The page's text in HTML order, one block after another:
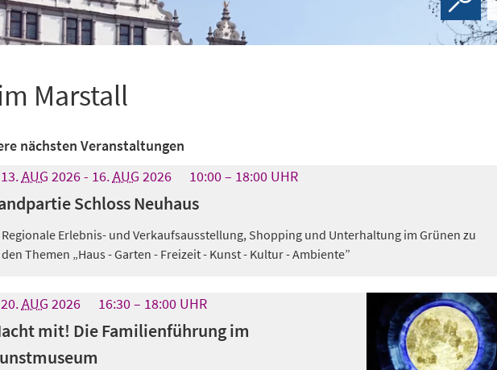
Marstall
nächsten Veranstaltungen
13.AUG 2026- 16.AUG 2026 10:00 18:00UHR
Schloss Neuhaus
Regionale Erlebnis- und Verkaufsausstellung, Shopping und Unterhaltung im Grünen zu
den Themen „Haus - Garten - Freizeit - Kunst - Kultur - Ambiente”
20.AUG 2026 16:30 18:00UHR
mit! Die Familienführung im